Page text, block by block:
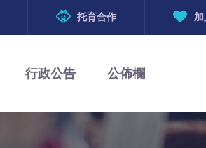
托育合作
行政公告 公佈欄